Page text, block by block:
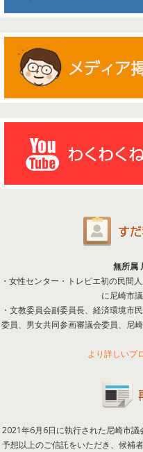
無所属
・女性センター・トレピエ初の民間
に尼崎市
・文教委員会副委員長、経済環境市
委員、男女共同参画審議会委員、尼
より詳しいプ
2021年6月6日に執行された尼崎市
予想以上のご信託をいただき、候補